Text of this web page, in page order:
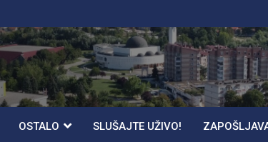
OSTALO SLUŠAJTE UŽIVO!